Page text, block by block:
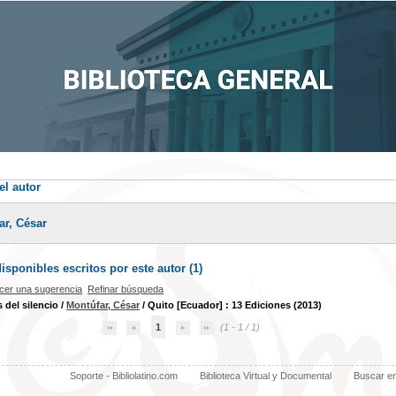
autor
César
escritos por este autor (1)
una sugerencia Refinar búsqueda
del silencio / Montúfar, César / Quito [Ecuador] : 13 Ediciones (2013)
1 (1 - 1 / 1)
Soporte - Bibliolatino.com Biblioteca Virtual y Documental Buscar